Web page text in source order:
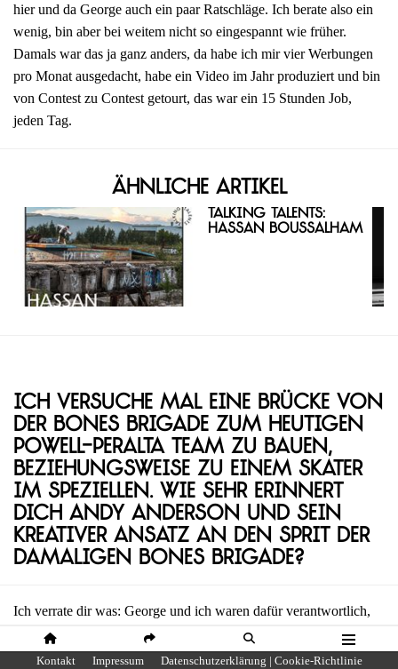
HOME SHARE SUCHE MENÜ
hier und da George auch ein paar Ratschläge. Ich berate also ein
wenig, bin aber bei weitem nicht so eingespannt wie früher.
Damals war das ja ganz anders, da habe ich mir vier Werbungen
pro Monat ausgedacht, habe ein Video im Jahr produziert und bin
von Contest zu Contest getourt, das war ein 15 Stunden Job,
jeden Tag.
Ähnliche Artikel
Talking Talents:
Hassan Boussalham
Ich versuche mal eine Brücke von
der Bones Brigade zum heutigen
Powell-Peralta Team zu bauen,
beziehungsweise zu einem Skater
im Speziellen. Wie sehr erinnert
dich Andy Anderson und sein
kreativer Ansatz an den Sprit der
damaligen Bones Brigade?
Ich verrate dir was: George und ich waren dafür verantwortlich,
dass Andy bei Powell-Peralta gelandet ist. Die Team Manager
wollten ihn nicht dabeihaben, nicht mal die Fahrer selbst wollten
Kontakt Impressum Datenschutzerklärung | Cookie-Richtlinie